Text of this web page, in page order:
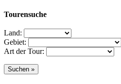
Tourensuche
Land:
Gebiet:
Art der Tour: